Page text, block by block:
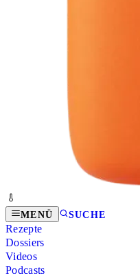
MENÜ SUCHE
Rezepte
Dossiers
Videos
Podcasts